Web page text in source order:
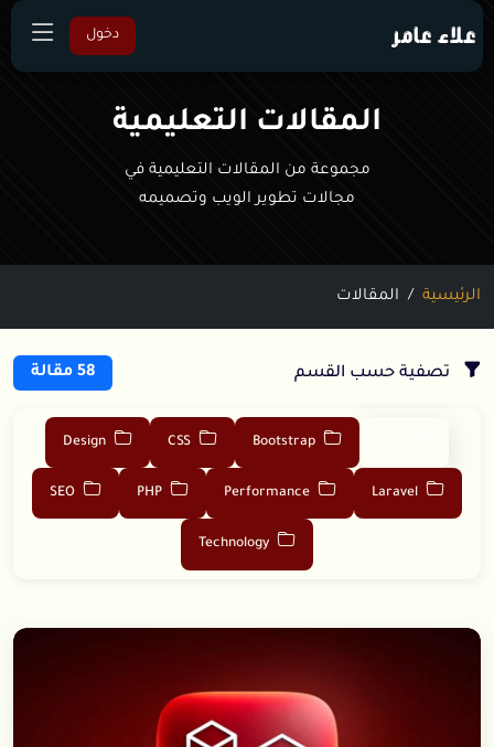
علاء عامر دخول
المقالات التعليمية
مجموعة من المقالات التعليمية في
مجالات تطوير الويب وتصميمه
الرئيسية المقالات
تصفية حسب القسم 58 مقالة
Bootstrap
CSS
Design
Laravel
Performance
PHP
SEO
Technology